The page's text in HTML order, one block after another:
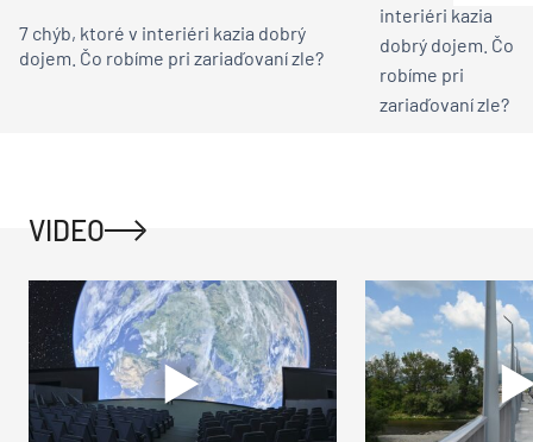
7 chýb, ktoré v interiéri kazia dobrý
dojem. Čo robíme pri zariaďovaní zle?
VIDEO